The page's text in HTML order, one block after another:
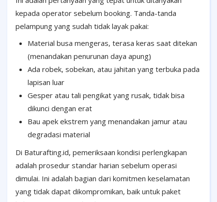
kepada operator sebelum booking. Tanda-tanda
pelampung yang sudah tidak layak pakai:
Material busa mengeras, terasa keras saat ditekan
(menandakan penurunan daya apung)
Ada robek, sobekan, atau jahitan yang terbuka pada
lapisan luar
Gesper atau tali pengikat yang rusak, tidak bisa
dikunci dengan erat
Bau apek ekstrem yang menandakan jamur atau
degradasi material
Di Baturafting.id, pemeriksaan kondisi perlengkapan
adalah prosedur standar harian sebelum operasi
dimulai. Ini adalah bagian dari komitmen keselamatan
yang tidak dapat dikompromikan, baik untuk paket